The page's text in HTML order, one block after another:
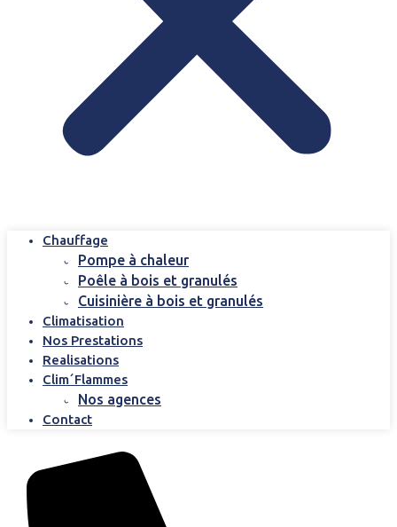
Chauffage
Pompe à chaleur
Poêle à bois et granulés
Cuisinière à bois et granulés
Climatisation
Nos Prestations
Realisations
Clim´Flammes
Nos agences
Contact